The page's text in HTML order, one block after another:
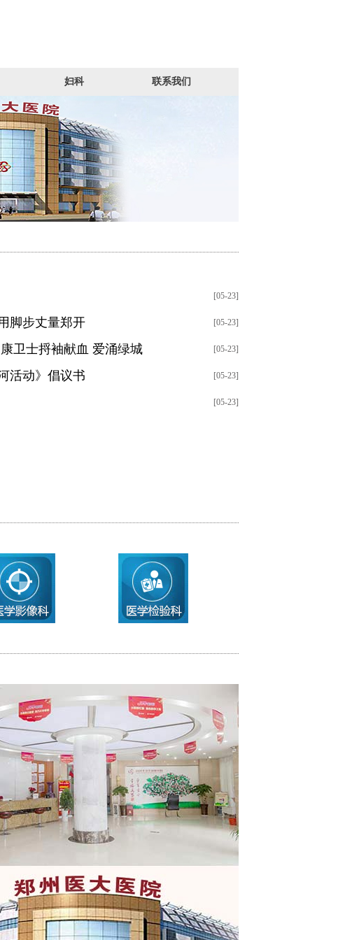
妇科 联系我们
[05-23]
[05-23]
脚步丈量郑开
[05-23]
卫士捋袖献血 爱涌绿城
[05-23]
活动》倡议书
[05-23]